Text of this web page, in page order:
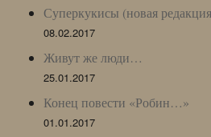
Суперкукисы (новая
08.02.2017
Живут же люди…
25.01.2017
Конец повести «Робин…»
01.01.2017